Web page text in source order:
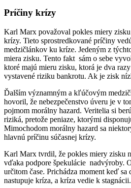
Príčiny krízy
Karl Marx považoval pokles miery
krízy. Tieto sprostredkované príčiny
medzičlánkov ku kríze. Jedeným z
miera zisku. Tento fakt sám o sebe
ktoré majú mieru zisku, ktorá je dva
vystavené riziku bankrotu. Ak je zisk
Ďalším významným a kľúčovým
hovoril, že nebezpečenstvo úveru je v
pojmom morálny hazard. Veritelia si
riziká, pretože peniaze, ktorými
Mimochodom morálny hazard sa
hlavnú príčinu súčasnej krízy.
Karl Marx tvrdil, že pokles miery zisku
vďaka podpore špekulácie nadvýroby.
určitom čase. Prichádza moment keď
nastupuje kríza, a kríza vedie k stagnácii.